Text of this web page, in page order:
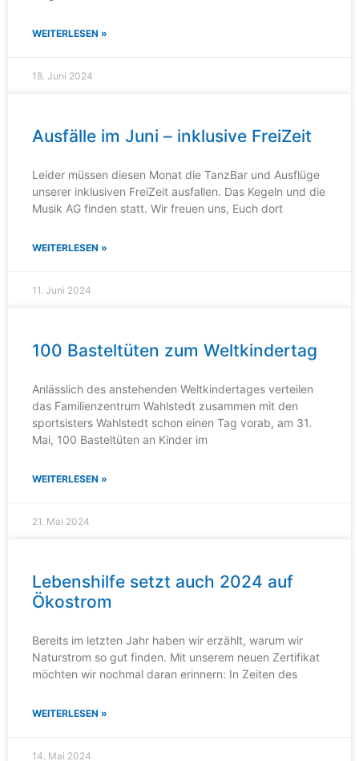
WEITERLESEN »
18. Juni 2024
Ausfälle im Juni – inklusive FreiZeit
Leider müssen diesen Monat die TanzBar und Ausflüge
unserer inklusiven FreiZeit ausfallen. Das Kegeln und die
Musik AG finden statt. Wir freuen uns, Euch dort
WEITERLESEN »
11. Juni 2024
100 Basteltüten zum Weltkindertag
Anlässlich des anstehenden Weltkindertages verteilen
das Familienzentrum Wahlstedt zusammen mit den
sportsisters Wahlstedt schon einen Tag vorab, am 31.
Mai, 100 Basteltüten an Kinder im
WEITERLESEN »
21. Mai 2024
Lebenshilfe setzt auch 2024 auf
Ökostrom
Bereits im letzten Jahr haben wir erzählt, warum wir
Naturstrom so gut finden. Mit unserem neuen Zertifikat
möchten wir nochmal daran erinnern: In Zeiten des
WEITERLESEN »
14. Mai 2024